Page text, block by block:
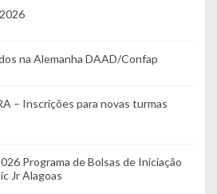
na Alemanha DAAD/Confap
– Inscrições para novas turmas
Programa de Bolsas de Iniciação
Jr Alagoas